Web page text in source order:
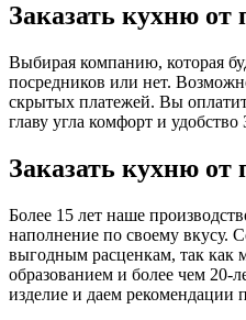
Заказать кухню от
Выбирая компанию, которая
посредников или нет.
скрытых платежей. Вы
главу угла комфорт и удобство
Заказать кухню от
Более 15 лет наше
наполнение по своему вкусу.
выгодным расценкам, так как
образованием и более чем
изделие и даем рекомендации